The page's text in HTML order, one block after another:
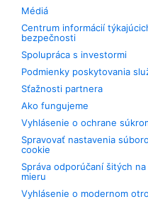
Médiá
Centrum informácií
bezpečnosti
Spolupráca s investormi
Podmienky poskytovania
Sťažnosti partnera
Ako fungujeme
Vyhlásenie o ochrane
Spravovať nastavenia
cookie
Správa odporúčaní šitých na
mieru
Vyhlásenie o modernom